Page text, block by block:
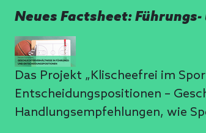
Neues Factsheet:
Das Projekt „Klischeefrei im
Entscheidungspositionen –
Handlungsempfehlungen, wie